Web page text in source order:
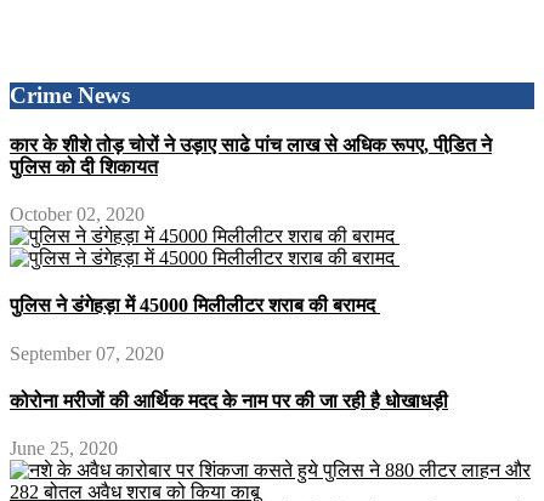
Crime News
कार के शीशे तोड़ चोरों ने उड़ाए साढे पांच लाख से अधिक रूपए, पीडि़त ने
पुलिस को दी शिकायत
October 02, 2020
पुलिस ने डंगेहड़ा में 45000 मिलीलीटर शराब की बरामद
September 07, 2020
कोरोना मरीजों की आर्थिक मदद के नाम पर की जा रही है धोखाधड़ी
June 25, 2020